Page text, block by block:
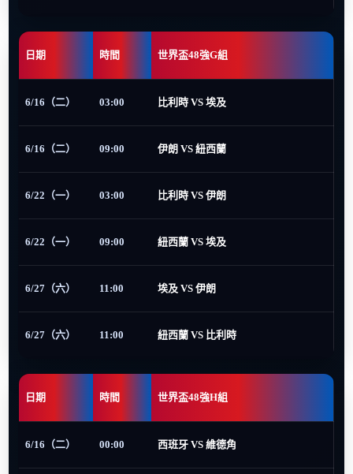
日期 時間 世界盃48強G組
6/16（二） 03:00 比利時 VS 埃及
6/16（二） 09:00 伊朗 VS 紐西蘭
6/22（一） 03:00 比利時 VS 伊朗
6/22（一） 09:00 紐西蘭 VS 埃及
6/27（六） 11:00 埃及 VS 伊朗
6/27（六） 11:00 紐西蘭 VS 比利時
日期 時間 世界盃48強H組
6/16（二） 00:00 西班牙 VS 維德角